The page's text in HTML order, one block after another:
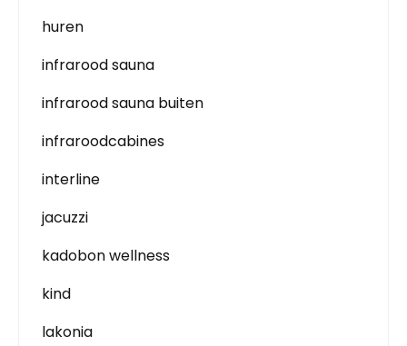
huren
infrarood sauna
infrarood sauna buiten
infraroodcabines
interline
jacuzzi
kadobon wellness
kind
lakonia